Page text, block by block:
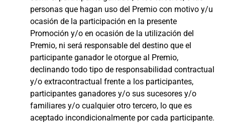
personas que hagan uso del Premio con motivo y/u
ocasión de la participación en la presente
Promoción y/o en ocasión de la utilización del
Premio, ni será responsable del destino que el
participante ganador le otorgue al Premio,
declinando todo tipo de responsabilidad contractual
y/o extracontractual frente a los participantes,
participantes ganadores y/o sus sucesores y/o
familiares y/o cualquier otro tercero, lo que es
aceptado incondicionalmente por cada participante.